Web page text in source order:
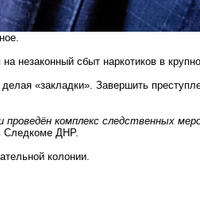
незаконный сбыт наркотиков в
«закладки». Завершить
проведён комплекс следственных
Следкоме ДНР.
колонии.